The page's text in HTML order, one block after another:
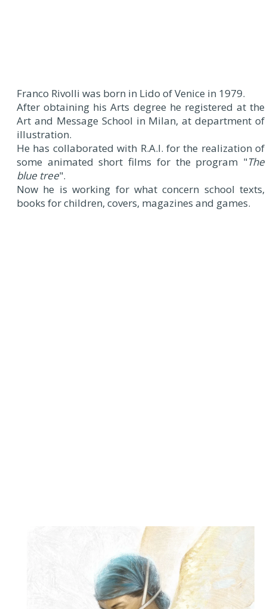
Franco Rivolli was born in Lido of Venice in 1979.
After obtaining his Arts degree he registered at the
Art and Message School in Milan, at department of
illustration.
He has collaborated with R.A.I. for the realization of
some animated short films for the program "The
blue tree".
Now he is working for what concern school texts,
books for children, covers, magazines and games.